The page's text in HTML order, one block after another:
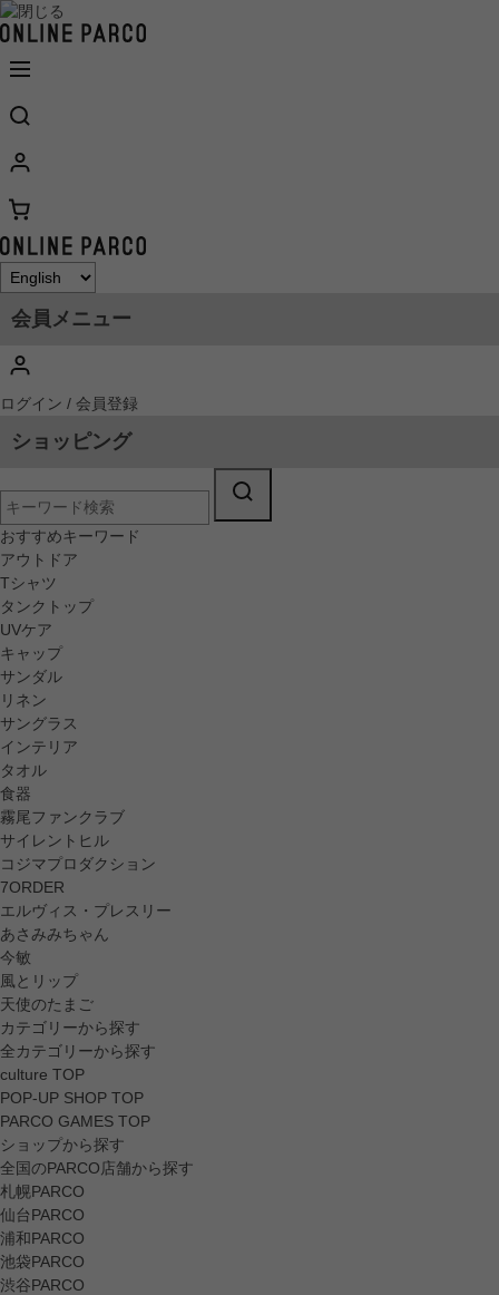
会員メニュー
ログイン / 会員登録
ショッピング
おすすめキーワード
アウトドア
Tシャツ
タンクトップ
UVケア
キャップ
サンダル
リネン
サングラス
インテリア
タオル
食器
霧尾ファンクラブ
サイレントヒル
コジマプロダクション
7ORDER
エルヴィス・プレスリー
あさみみちゃん
今敏
風とリップ
天使のたまご
カテゴリーから探す
全カテゴリーから探す
culture TOP
POP-UP SHOP TOP
PARCO GAMES TOP
ショップから探す
全国のPARCO店舗から探す
札幌PARCO
仙台PARCO
浦和PARCO
池袋PARCO
渋谷PARCO